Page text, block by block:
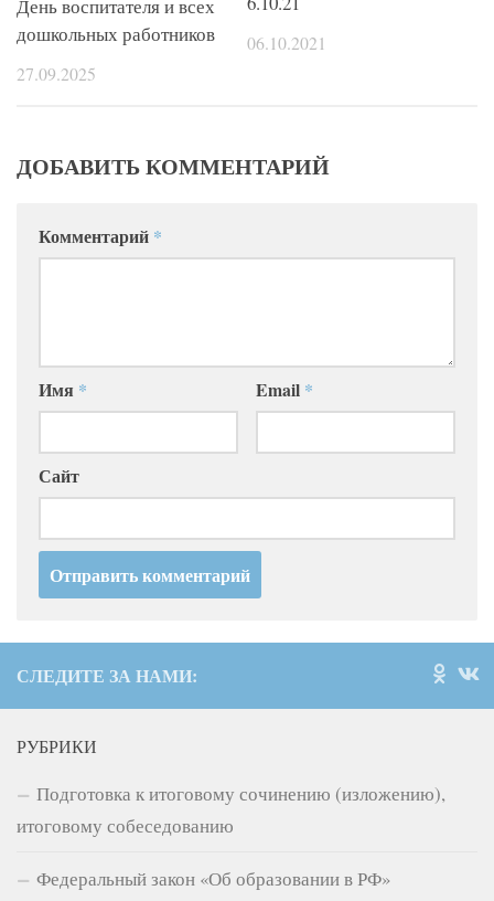
День воспитателя и всех
дошкольных работников
27.09.2025
06.10.2021
ДОБАВИТЬ КОММЕНТАРИЙ
Комментарий *
Имя * Email *
Сайт
СЛЕДИТЕ ЗА НАМИ:
РУБРИКИ
Подготовка к итоговому сочинению (изложению),
итоговому собеседованию
Федеральный закон «Об образовании в РФ»